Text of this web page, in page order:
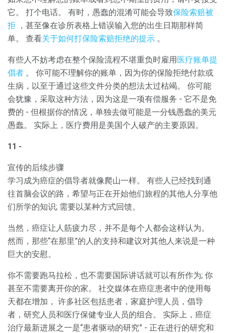
它。 打个电话。 有时，愚蠢的混淆可能会导致保险索赔被
拒 ，甚至像在诊所表格上错误输入您的出生日期那样简
单。 查看关于如何打保险索赔拒绝的提示 。
有些人不妨考虑在整个保险流程不堪重负时雇用医疗账单提
倡者 。 你可能不理解你的账单，因为你的保险拒绝付款或
生病，以至于通过这些文件分类的想法太过枯竭。 你可能
会犹豫，采取这种方法，因为这是一项有偿服务 - 它不是免
费的 - 但根据你的情况，单独去做可能是一分钱愚蠢的美元
愚蠢。 实际上，医疗费用是美国个人破产的主要原因。
11 -
宣传的后续步骤
学习成为癌症的倡导者就像爬山一样。 有些人已经找到通
往首脑会议的路，希望与正在开始他们旅程的其他人分享他
们所学的知识; 需要以某种方式回馈。
当然，癌症让人筋疲力尽，并不是每个人都会这样认为。
然而，那些“在那里”的人的支持和建议对其他人来说是一种
巨大的安慰。
你不需要跑马拉松，也不需要国际讲话就可以有所作为; 你
甚至不需要离开你的家。 社交媒体在癌症患者中的使用每
天都在增加， 许多社区包括患者，家庭护理人员，倡导
者，研究人员和医疗保健专业人员的组合。 实际上，癌症
治疗最新进展之一是“患者驱动的研究” - 正在进行的研究和